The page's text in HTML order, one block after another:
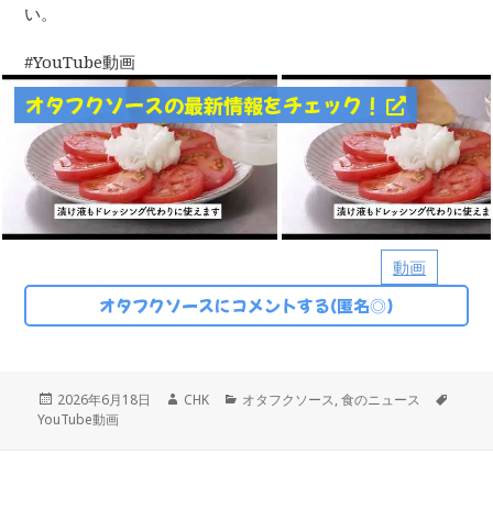
い。
動画
YouTube動画
オタフクソースの最新情報をチェック！
オタフクソースにコメントする(匿名◎)
投
稿
2026年6月18日
作
CHK
カ
オタフクソース,食のニュース
YouTube動画